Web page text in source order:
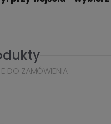
DO ZAMÓWIENIA